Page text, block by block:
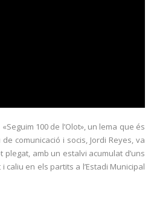
100 de l’Olot», un lema que és
comunicació i socis, Jordi Reyes, va
plegat, amb un estalvi acumulat d’uns
en els partits a l’Estadi Municipal